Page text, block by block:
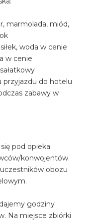
marmolada, miód,
woda w cenie
w cenie
przyjazdu do hotelu
zabawy w
pod opieka
konwojentów.
obozu
godziny
Na miejsce zbiórki